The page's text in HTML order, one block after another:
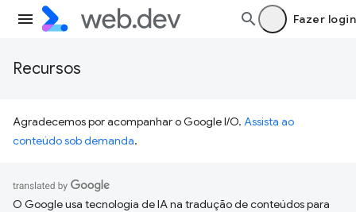
Fazer login
Recursos
Agradecemos por acompanhar o Google I/O. Assista ao
conteúdo sob demanda.
O Google usa tecnologia de IA na tradução de conteúdos para